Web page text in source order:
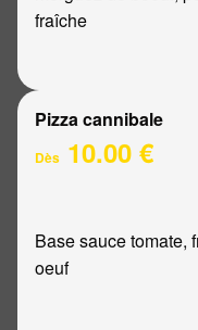
fraîche
Pizza cannibale
Dès 10.00 €
Base sauce tomate,
oeuf